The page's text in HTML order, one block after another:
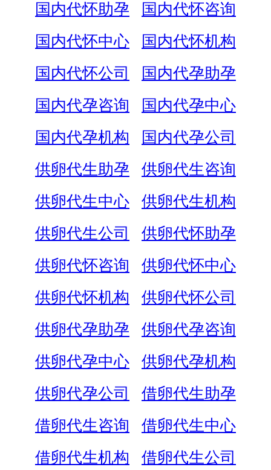
国内代怀助孕
国内代怀咨询
国内代怀中心
国内代怀机构
国内代怀公司
国内代孕助孕
国内代孕咨询
国内代孕中心
国内代孕机构
国内代孕公司
供卵代生助孕
供卵代生咨询
供卵代生中心
供卵代生机构
供卵代生公司
供卵代怀助孕
供卵代怀咨询
供卵代怀中心
供卵代怀机构
供卵代怀公司
供卵代孕助孕
供卵代孕咨询
供卵代孕中心
供卵代孕机构
供卵代孕公司
借卵代生助孕
借卵代生咨询
借卵代生中心
借卵代生机构
借卵代生公司